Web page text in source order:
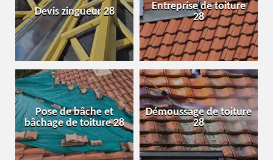
Devis zingueur 28
Entreprise de toiture
28
Pose de bâche et
bâchage de toiture 28
Démoussage de toiture
28